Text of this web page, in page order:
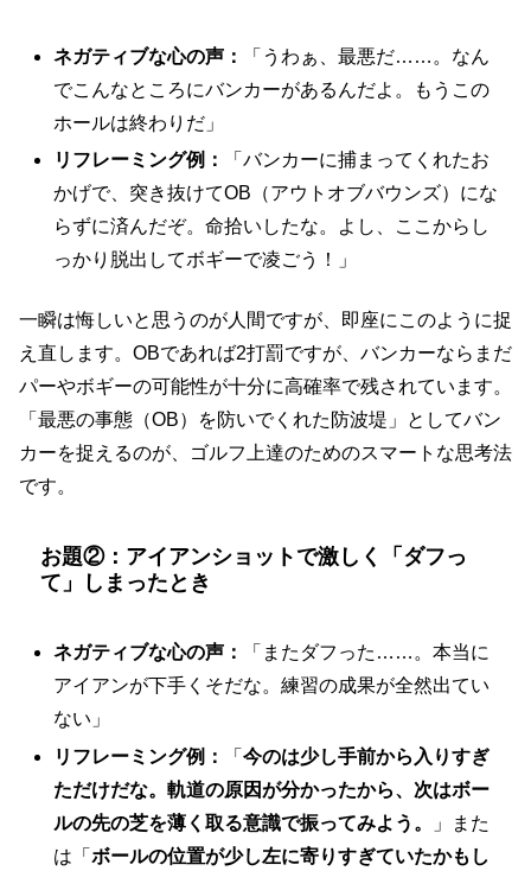
ネガティブな心の声：
「うわぁ、最悪だ……。なん
でこんなところにバンカーがあるんだよ。もうこの
ホールは終わりだ」
リフレーミング例：
「バンカーに捕まってくれたお
かげで、突き抜けてOB（アウトオブバウンズ）にな
らずに済んだぞ。命拾いしたな。よし、ここからし
っかり脱出してボギーで凌ごう！」
一瞬は悔しいと思うのが人間ですが、即座にこのように捉
え直します。OBであれば2打罰ですが、バンカーならまだ
パーやボギーの可能性が十分に高確率で残されています。
「最悪の事態（OB）を防いでくれた防波堤」としてバン
カーを捉えるのが、ゴルフ上達のためのスマートな思考法
です。
お題②：アイアンショットで激しく「ダフっ
て」しまったとき
ネガティブな心の声：
「またダフった……。本当に
アイアンが下手くそだな。練習の成果が全然出てい
ない」
リフレーミング例：
「今のは少し手前から入りすぎ
ただけだな。軌道の原因が分かったから、次はボー
ルの先の芝を薄く取る意識で振ってみよう。
」また
は「ボールの位置が少し左に寄りすぎていたかもし